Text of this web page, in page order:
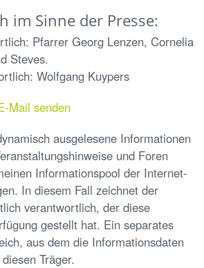
im Sinne der Presse:
Pfarrer Georg Lenzen, Cornelia
Steves.
Wolfgang Kuypers
Mail senden
ausgelesene Informationen
und Foren
Informationspool der Internet-
In diesem Fall zeichnet der
verantwortlich, der diese
gestellt hat. Ein separates
aus dem die Informationsdaten
Träger.